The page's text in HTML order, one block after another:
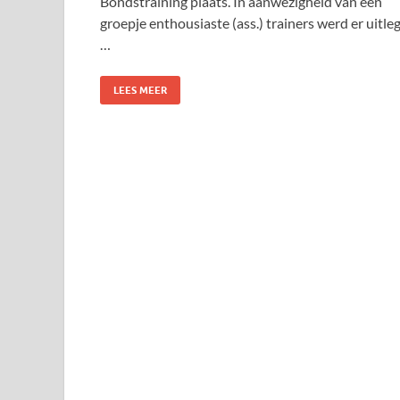
groepje enthousiaste (ass.) trainers werd er uitleg
LEES MEER